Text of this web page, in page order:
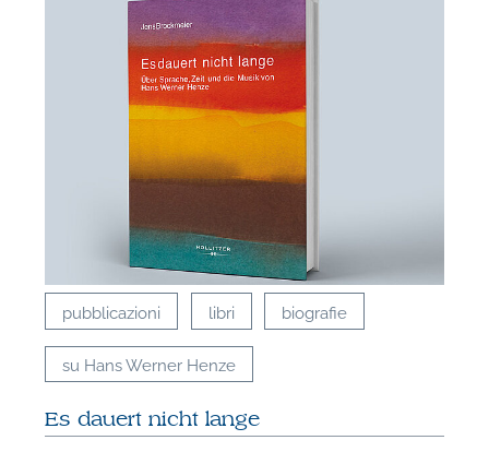
pubblicazioni libri biografie
su Hans Werner Henze
Es dauert nicht lange